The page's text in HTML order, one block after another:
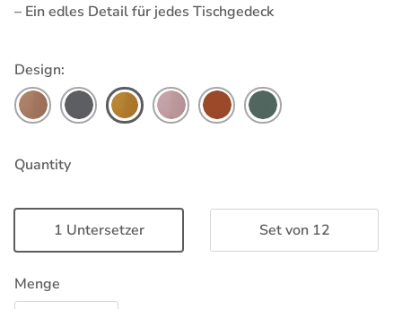
– Ein edles Detail für jedes Tischgedeck
Design:
Quantity
1 Untersetzer Set von 12
Menge